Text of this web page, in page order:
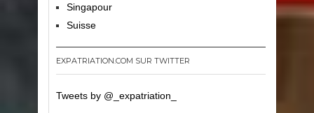
Singapour
Suisse
EXPATRIATION.COM SUR TWITTER
Tweets by @_expatriation_